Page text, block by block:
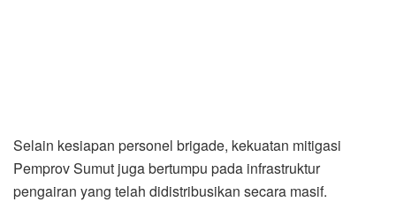
Selain kesiapan personel brigade, kekuatan mitigasi
Pemprov Sumut juga bertumpu pada infrastruktur
pengairan yang telah didistribusikan secara masif.